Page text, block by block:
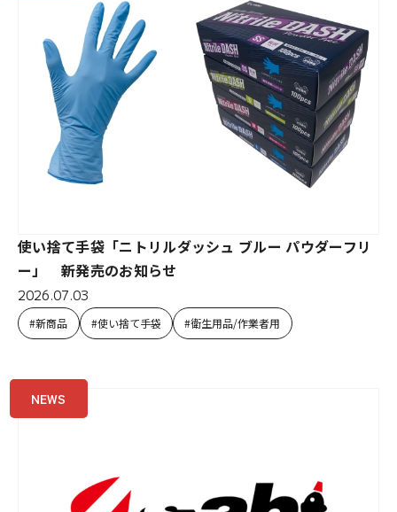
使い捨て手袋「ニトリルダッシュ ブルー パウダーフリ
ー」 新発売のお知らせ
2026.07.03
新商品 使い捨て手袋 衛生用品/作業者用
NEWS